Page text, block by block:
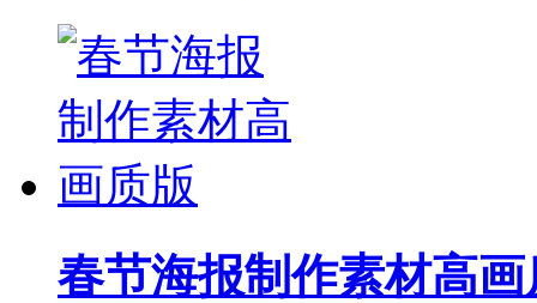
春节海报制作素材高画